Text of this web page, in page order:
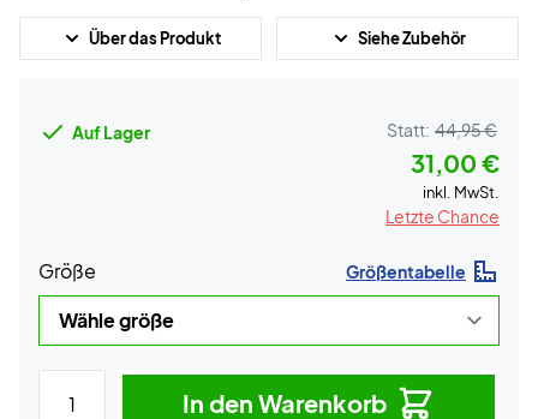
Über das Produkt Siehe Zubehör
Auf Lager Statt: 44,95 €
31,00 €
inkl. MwSt.
Letzte Chance
Größe Größentabelle
In den Warenkorb